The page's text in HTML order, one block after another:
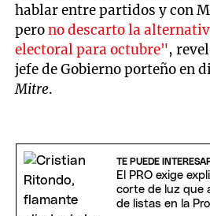
hablar entre partidos y con
perono descarto la
electoral para octubre",
jefe de Gobierno porteño en
Mitre.
TE PUEDE
El PRO exige
corte de luz que
de listas en la